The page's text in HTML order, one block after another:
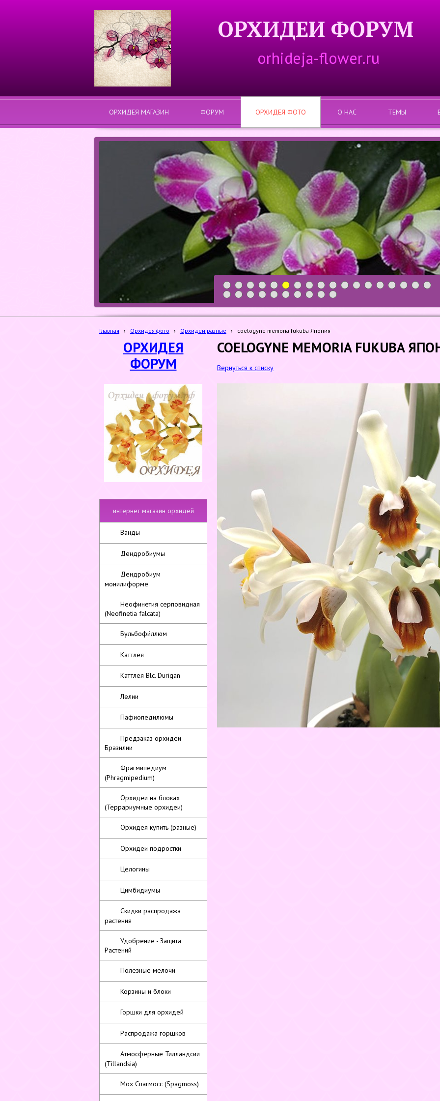
ОРХИДЕИ ФОРУМ
orhideja-flower.ru
ОРХИДЕЯ МАГАЗИН ФОРУМ ОРХИДЕЯ ФОТО О НАС ТЕМЫ
1 2 3 4 5 6 7 8 9 10 11 12 13 14 15 16 17 18
19 20 21 22 23 24 25 26 27 28
Главная › Орхидея фото › Орхидеи разные › coelogyne memoria fukuba Япония
ОРХИДЕЯ
ФОРУМ
интернет магазин орхидей
Ванды
Дендробиумы
Дендробиум
монилиформе
Неофинетия серповидная
(Neofinetia falcata)
Бульбофи́ллюм
Каттлея
Каттлея Blc. Durigan
Лелии
Пафиопедилюмы
Предзаказ орхидеи
Бразилии
Фрагмипедиум
(Phragmipedium)
Орхидеи на блоках
(Террариумные орхидеи)
Орхидея купить (разные)
Орхидеи подростки
Целогины
Цимбидиумы
Скидки распродажа
растения
Удобрение - Защита
Растений
Полезные мелочи
Корзины и блоки
Горшки для орхидей
Распродажа горшков
Атмосферные Тилландсии
(Tillandsia)
Мох Спагмосс (Spagmoss)
COELOGYNE MEMORIA FUKUBA
Вернуться к списку